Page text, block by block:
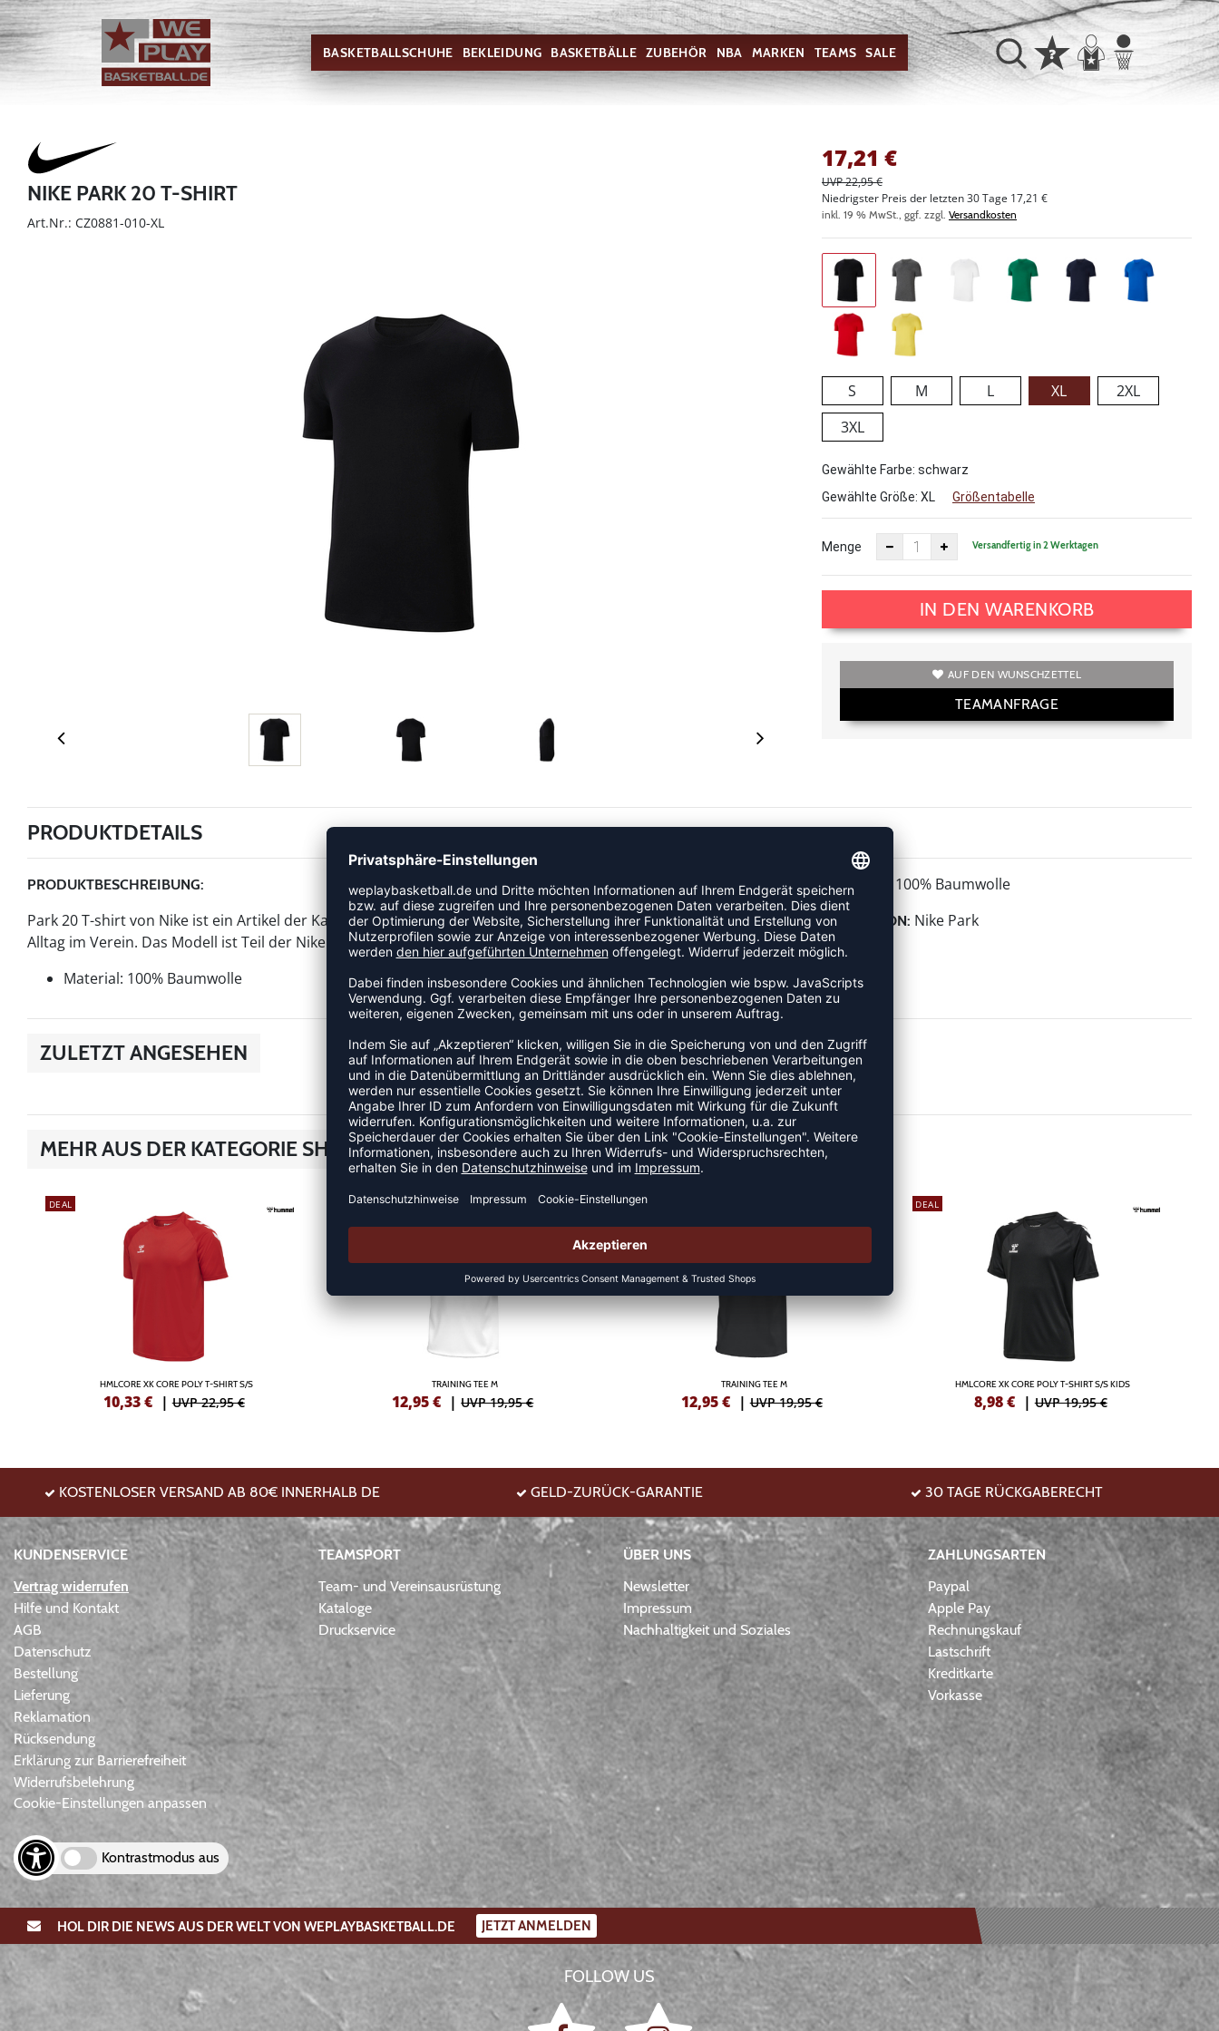
BASKETBALLSCHUHE BEKLEIDUNG BASKETBÄLLE ZUBEHÖR NBA MARKEN TEAMS SALE
NIKE PARK 20 T-SHIRT
Art.Nr.: CZ0881-010-XL
17,21 €
UVP 22,95 €
Niedrigster Preis der letzten 30 Tage 17,21 €
inkl. 19 % MwSt., ggf. zzgl. Versandkosten
S M L XL
2XL
3XL
Gewählte Farbe: schwarz
Gewählte Größe: XL Größentabelle
Menge Versandfertig in 2 Werktagen
IN DEN WARENKORB
AUF DEN WUNSCHZETTEL
TEAMANFRAGE
PRODUKTDETAILS
PRODUKTBESCHREIBUNG:
Park 20 T-shirt von Nike ist ein Artikel der Kategorie Shirt. Ein vielseitiges Teil für Training, Aufwärmen oder den
Alltag im Verein. Das Modell ist Teil der Nike Park-Kollektion.
Material: 100% Baumwolle
MATERIAL: 100% Baumwolle
KOLLEKTION: Nike Park
ZULETZT ANGESEHEN
MEHR AUS DER KATEGORIE SHIRTS
DEAL
HMLCORE XK CORE POLY T-SHIRT S/S
10,33€ |UVP 22,95 €
NEW
TRAINING TEE M
12,95€ |UVP 19,95 €
DEAL
TRAINING TEE M
12,95€ |UVP 19,95 €
DEAL
HMLCORE XK CORE POLY T-SHIRT S/S KIDS
8,98€ |UVP 19,95 €
KOSTENLOSER VERSAND AB 80€ INNERHALB DE GELD-ZURÜCK-GARANTIE 30 TAGE RÜCKGABERECHT
KUNDENSERVICE
Vertrag widerrufen
Hilfe und Kontakt
AGB
Datenschutz
Bestellung
Lieferung
Reklamation
Rücksendung
Erklärung zur Barrierefreiheit
Widerrufsbelehrung
Cookie-Einstellungen anpassen
Kontrastmodus aus
TEAMSPORT
Team- und Vereinsausrüstung
Kataloge
Druckservice
ÜBER UNS
Newsletter
Impressum
Nachhaltigkeit und Soziales
ZAHLUNGSARTEN
Paypal
Apple Pay
Rechnungskauf
Lastschrift
Kreditkarte
Vorkasse
HOL DIR DIE NEWS AUS DER WELT VON WEPLAYBASKETBALL.DE JETZT ANMELDEN
FOLLOW US